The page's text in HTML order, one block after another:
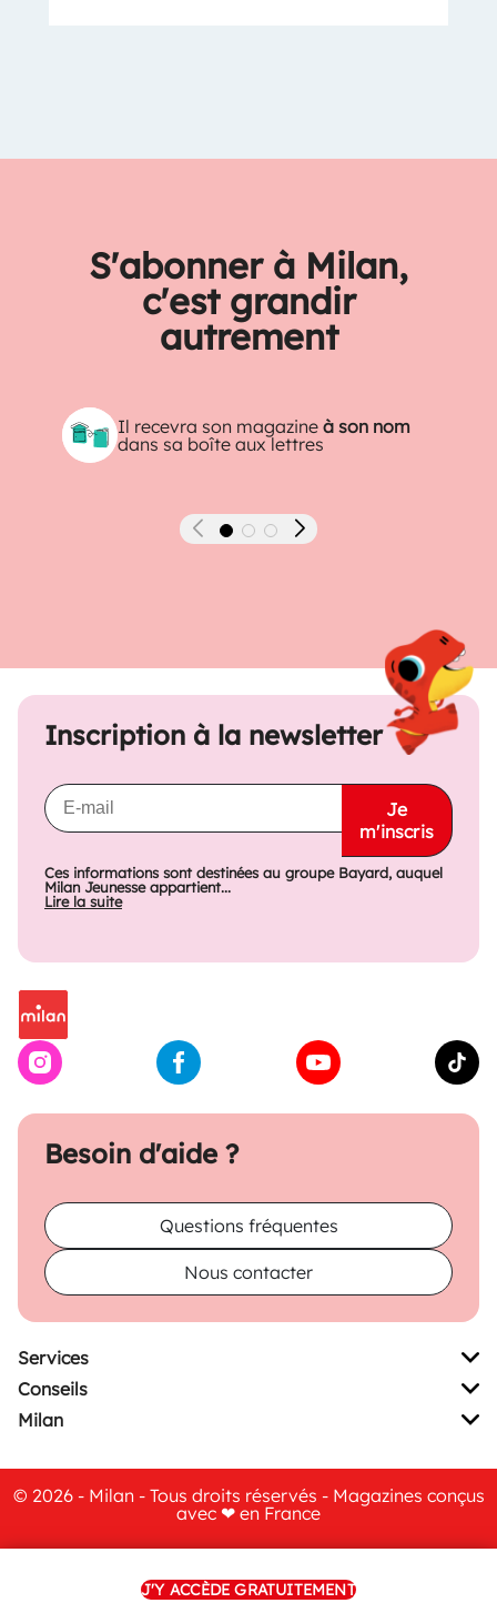
S'abonner à Milan,
c'est grandir
autrement
Il recevra son magazineà son nom
dans sa boîte aux lettres
Précédent Suivant
Besoin d'aide ?
Questions fréquentes
Nous contacter
Inscription à la newsletter
Je
m'inscris
Ces informations sont destinées au groupe Bayard, auquel
Milan Jeunesse appartient...
Lire la suite
Services
Conseils
Milan
© 2026 - Milan - Tous droits réservés - Magazines conçus
avec ❤ en France
Politique de confidentialité|Conditions commerciales
Plan du site|Déclaration d'accessibilité
J'Y ACCÈDE GRATUITEMENT